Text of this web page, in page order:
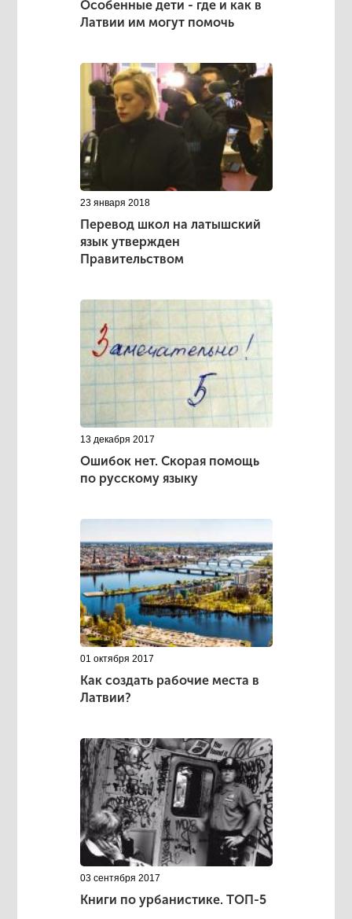
Особенные дети - где и как в
Латвии им могут помочь
23 января 2018
Перевод школ на латышский
язык утвержден
Правительством
13 декабря 2017
Ошибок нет. Скорая помощь
по русскому языку
01 октября 2017
Как создать рабочие места в
Латвии?
03 сентября 2017
Книги по урбанистике. ТОП-5